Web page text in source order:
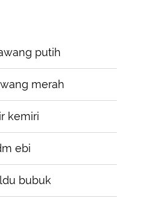
putih
merah
kemiri
ebi
bubuk